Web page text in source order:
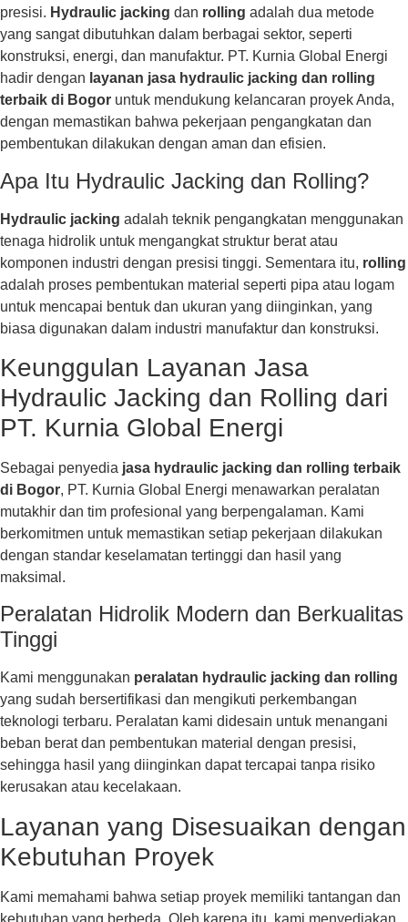
presisi. Hydraulic jacking dan rolling adalah dua metode
yang sangat dibutuhkan dalam berbagai sektor, seperti
konstruksi, energi, dan manufaktur. PT. Kurnia Global Energi
hadir dengan layanan jasa hydraulic jacking dan rolling
terbaik di Bogor untuk mendukung kelancaran proyek Anda,
dengan memastikan bahwa pekerjaan pengangkatan dan
pembentukan dilakukan dengan aman dan efisien.
Apa Itu Hydraulic Jacking dan Rolling?
Hydraulic jacking adalah teknik pengangkatan menggunakan
tenaga hidrolik untuk mengangkat struktur berat atau
komponen industri dengan presisi tinggi. Sementara itu, rolling
adalah proses pembentukan material seperti pipa atau logam
untuk mencapai bentuk dan ukuran yang diinginkan, yang
biasa digunakan dalam industri manufaktur dan konstruksi.
Keunggulan Layanan Jasa
Hydraulic Jacking dan Rolling dari
PT. Kurnia Global Energi
Sebagai penyedia jasa hydraulic jacking dan rolling terbaik
di Bogor, PT. Kurnia Global Energi menawarkan peralatan
mutakhir dan tim profesional yang berpengalaman. Kami
berkomitmen untuk memastikan setiap pekerjaan dilakukan
dengan standar keselamatan tertinggi dan hasil yang
maksimal.
Peralatan Hidrolik Modern dan Berkualitas
Tinggi
Kami menggunakan peralatan hydraulic jacking dan rolling
yang sudah bersertifikasi dan mengikuti perkembangan
teknologi terbaru. Peralatan kami didesain untuk menangani
beban berat dan pembentukan material dengan presisi,
sehingga hasil yang diinginkan dapat tercapai tanpa risiko
kerusakan atau kecelakaan.
Layanan yang Disesuaikan dengan
Kebutuhan Proyek
Kami memahami bahwa setiap proyek memiliki tantangan dan
kebutuhan yang berbeda. Oleh karena itu, kami menyediakan